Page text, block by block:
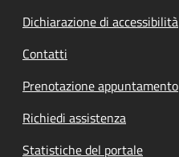
Dichiarazione di accessibilità
Contatti
Prenotazione appuntamento
Richiedi assistenza
Statistiche del portale